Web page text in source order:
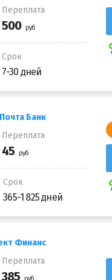
Переплата
Срок
7-30 дней
Банк
Переплата
Срок
365-1 825 дней
Финанс
Переплата